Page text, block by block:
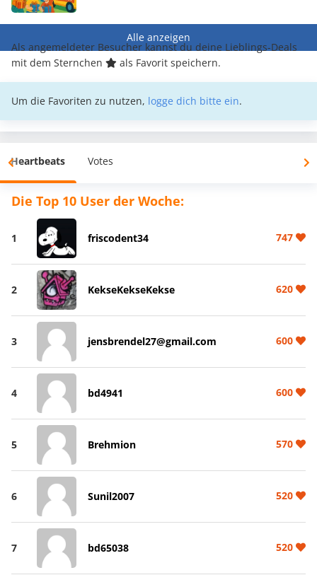
Alle anzeigen
Als angemeldeter Besucher kannst du deine Lieblings-Deals
mit dem Sternchen
als Favorit speichern.
Um die Favoriten zu nutzen, logge dich bitte ein.
Heartbeats Votes
Die Top 10 User der Woche:
1 friscodent34 747
2 KekseKekseKekse 620
3 jensbrendel27@gmail.com 600
4 bd4941 600
5 Brehmion 570
6 Sunil2007 520
7 bd65038 520